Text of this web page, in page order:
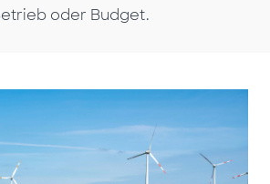
oder Budget.